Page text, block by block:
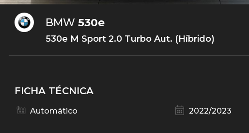
BMW 530e
530e M Sport 2.0 Turbo Aut. (Híbrido)
FICHA TÉCNICA
Automático 2022/2023